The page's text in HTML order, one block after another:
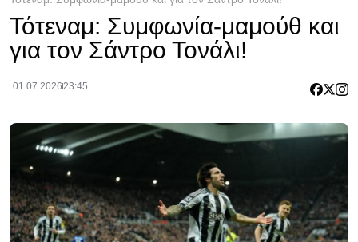
Τότεναμ: Συμφωνία-μαμούθ και
για τον Σάντρο Τονάλι!
01.07.202623:45